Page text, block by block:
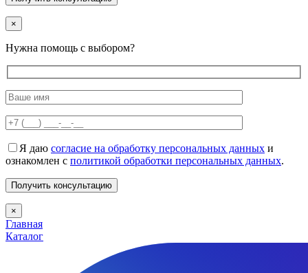
×
Нужна помощь с выбором?
Я даю согласие на обработку персональных данных и
ознакомлен с политикой обработки персональных данных.
×
Главная
Каталог